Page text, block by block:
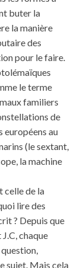
buter la
la manière
des
pour le faire.
le terme
familiers
de
européens au
(le sextant,
la machine
celle de la
lire des
? Depuis que
chaque
sujet. Mais cela